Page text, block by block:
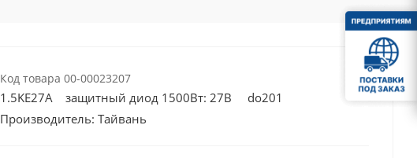
Код товара 00-00023207
1.5KE27A защитный диод 1500Вт: 27В do201
Производитель: Тайвань